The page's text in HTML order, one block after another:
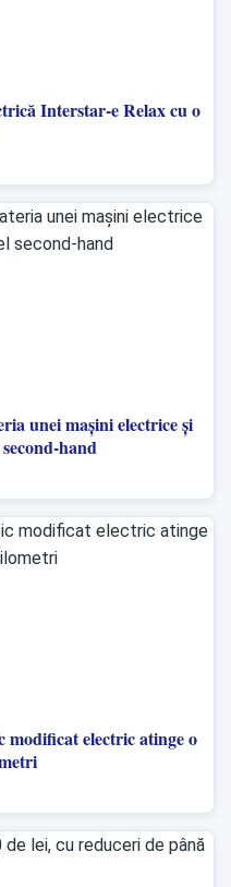
Interstar-e Relax cu o
unei mașini electrice și
hand
modificat electric atinge o